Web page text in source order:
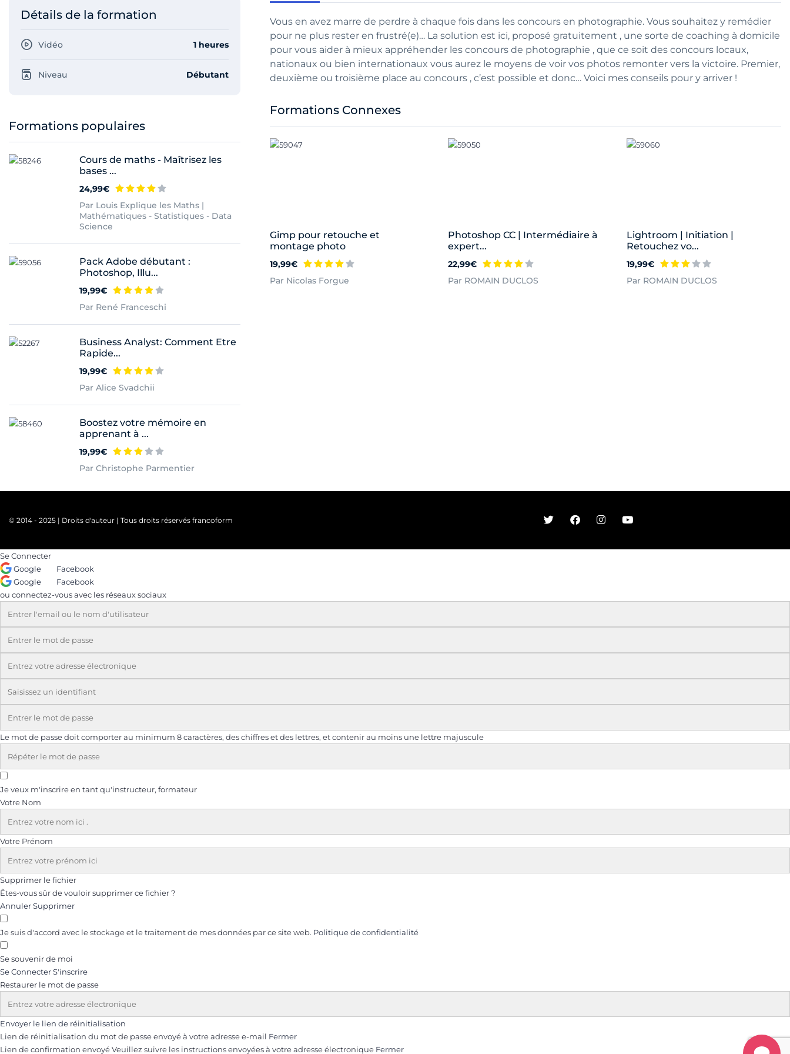
Détails de la formation
Vidéo 1 heures
Niveau Débutant
Formations populaires
Cours de maths - Maîtrisez les
bases ...
24,99€
Par Louis Explique les Maths |
Mathématiques - Statistiques - Data
Science
Pack Adobe débutant :
Photoshop, Illu...
19,99€
Par René Franceschi
Business Analyst: Comment Etre
Rapide...
19,99€
Par Alice Svadchii
Boostez votre mémoire en
apprenant à ...
19,99€
Par Christophe Parmentier
Vous en avez marre de perdre à chaque fois dans les concours en photographie. Vous souhaitez y remédier
pour ne plus rester en frustré(e)… La solution est ici, proposé gratuitement , une sorte de coaching à domicile
pour vous aider à mieux appréhender les concours de photographie , que ce soit des concours locaux,
nationaux ou bien internationaux vous aurez le moyens de voir vos photos remonter vers la victoire. Premier,
deuxième ou troisième place au concours , c’est possible et donc… Voici mes conseils pour y arriver !
Formations Connexes
Gimp pour retouche et
montage photo
19,99€
Par Nicolas Forgue
Photoshop CC | Intermédiaire à
expert...
22,99€
Par ROMAIN DUCLOS
Lightroom | Initiation |
Retouchez vo...
19,99€
Par ROMAIN DUCLOS
© 2014 - 2025 | Droits d'auteur | Tous droits réservés francoform
Se Connecter
Google
Facebook
Google
Facebook
ou connectez-vous avec les réseaux sociaux
Le mot de passe doit comporter au minimum 8 caractères, des chiffres et des lettres, et contenir au moins une lettre majuscule
Je veux m'inscrire en tant qu'instructeur, formateur
Votre Nom
Votre Prénom
Supprimer le fichier
Êtes-vous sûr de vouloir supprimer ce fichier ?
AnnulerSupprimer
Je suis d'accord avec le stockage et le traitement de mes données par ce site web. Politique de confidentialité
Se souvenir de moi
Se ConnecterS'inscrire
Restaurer le mot de passe
Envoyer le lien de réinitialisation
Lien de réinitialisation du mot de passe envoyéà votre adresse e-mail Fermer
Lien de confirmation envoyéVeuillez suivre les instructions envoyées à votre adresse électronique Fermer